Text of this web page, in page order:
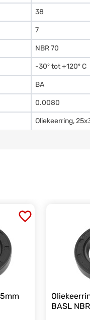
38
7
NBR 70
-30º tot +120º C
BA
0.0080
Oliekeerring,
BASL